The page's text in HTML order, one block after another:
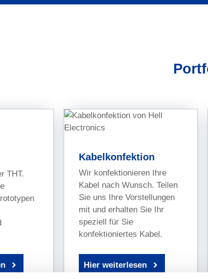
Gerätebau
Anforderungen unserer Kunde wichtig.
Ihre Aufträge für die Muster- und Kleinserienfertigung.
THT.
Kabelkonfektion
Wir konfektionieren Ihre
Kabel nach Wunsch. Teilen
Sie uns Ihre Vorstellungen
mit und erhalten Sie Ihr
speziell für Sie
konfektioniertes Kabel.
Hier weiterlesen